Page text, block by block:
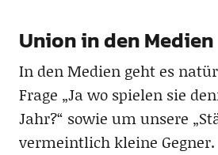
Union in den Medien
In den Medien geht es
Frage „Ja wo spielen sie
Jahr?“ sowie um unsere
vermeintlich kleine Gegner.